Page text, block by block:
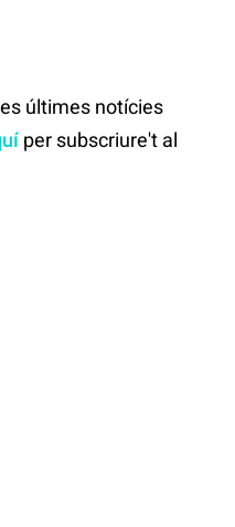
últimes notícies
per subscriure't al